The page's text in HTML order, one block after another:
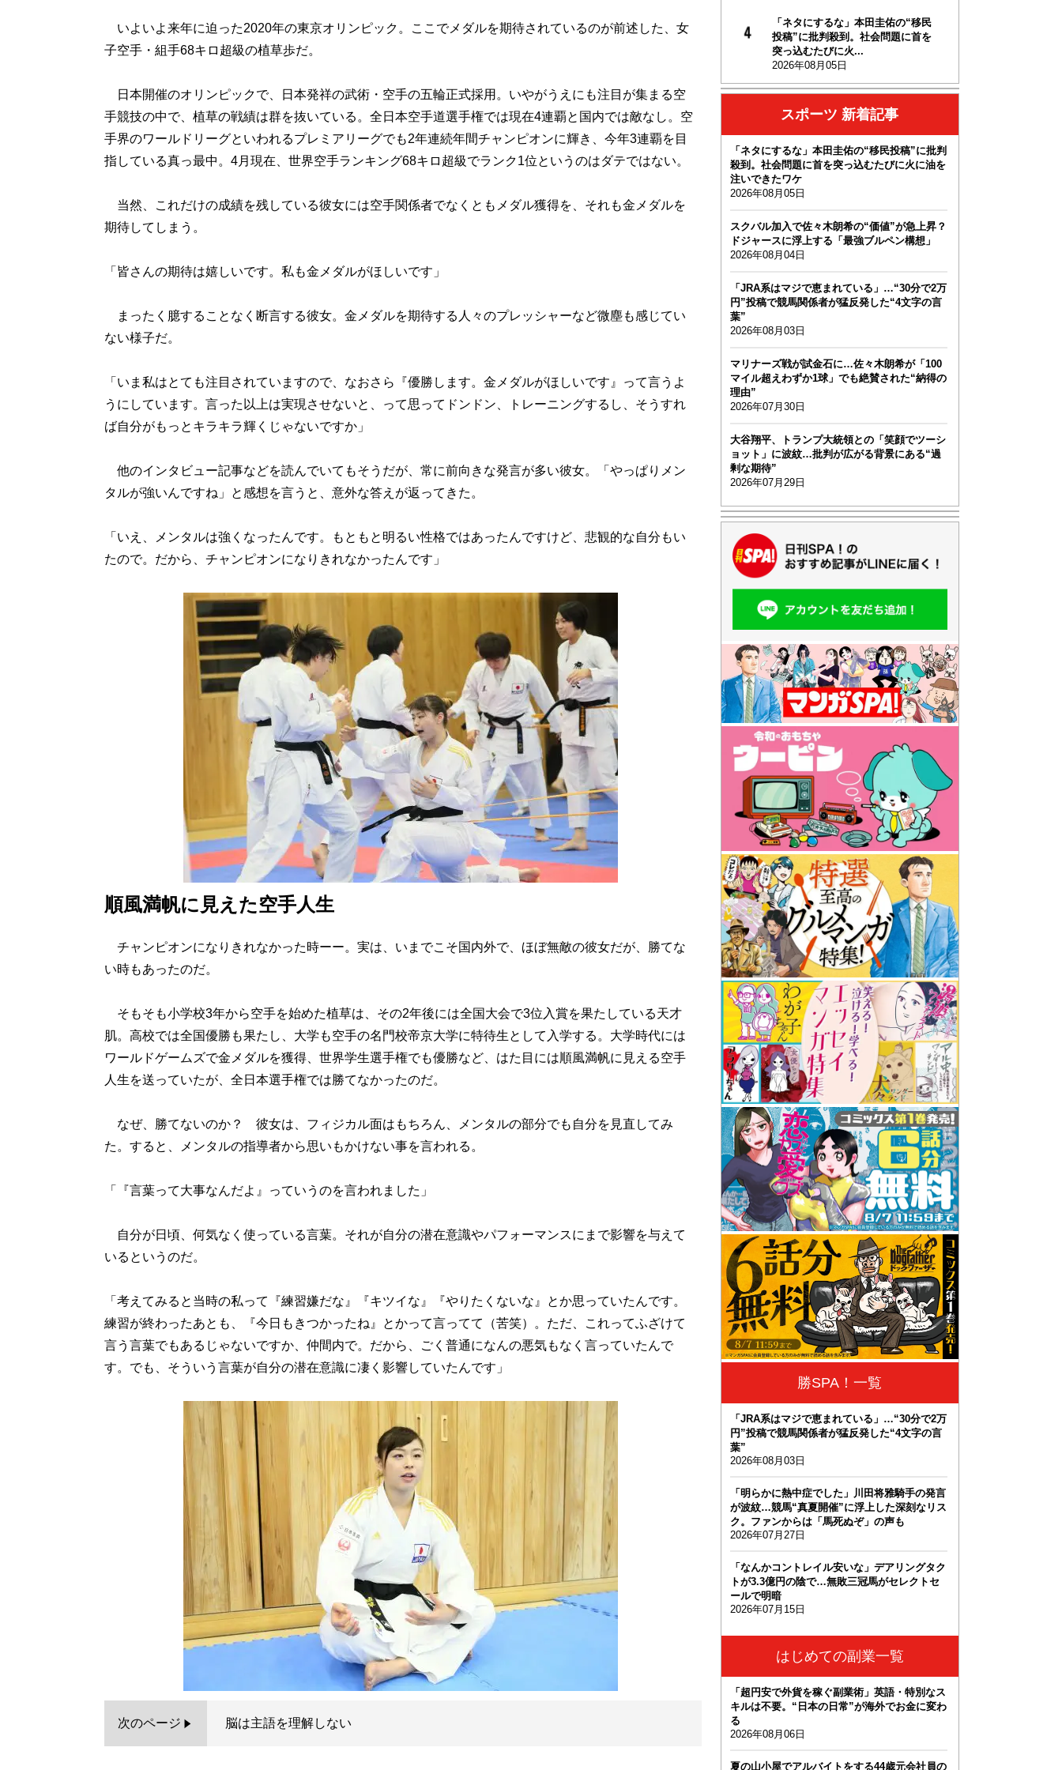
いよいよ来年に迫った2020年の東京オリンピック。ここでメダルを期待されているのが前述した、女
子空手・組手68キロ超級の植草歩だ。
日本開催のオリンピックで、日本発祥の武術・空手の五輪正式採用。いやがうえにも注目が集まる空
手競技の中で、植草の戦績は群を抜いている。全日本空手道選手権では現在4連覇と国内では敵なし。空
手界のワールドリーグといわれるプレミアリーグでも2年連続年間チャンピオンに輝き、今年3連覇を目
指している真っ最中。4月現在、世界空手ランキング68キロ超級でランク1位というのはダテではない。
当然、これだけの成績を残している彼女には空手関係者でなくともメダル獲得を、それも金メダルを
期待してしまう。
「皆さんの期待は嬉しいです。私も金メダルがほしいです」
まったく臆することなく断言する彼女。金メダルを期待する人々のプレッシャーなど微塵も感じてい
ない様子だ。
「いま私はとても注目されていますので、なおさら『優勝します。金メダルがほしいです』って言うよ
うにしています。言った以上は実現させないと、って思ってドンドン、トレーニングするし、そうすれ
ば自分がもっとキラキラ輝くじゃないですか」
他のインタビュー記事などを読んでいてもそうだが、常に前向きな発言が多い彼女。「やっぱりメン
タルが強いんですね」と感想を言うと、意外な答えが返ってきた。
「いえ、メンタルは強くなったんです。もともと明るい性格ではあったんですけど、悲観的な自分もい
たので。だから、チャンピオンになりきれなかったんです」
順風満帆に見えた空手人生
チャンピオンになりきれなかった時ーー。実は、いまでこそ国内外で、ほぼ無敵の彼女だが、勝てな
い時もあったのだ。
そもそも小学校3年から空手を始めた植草は、その2年後には全国大会で3位入賞を果たしている天才
肌。高校では全国優勝も果たし、大学も空手の名門校帝京大学に特待生として入学する。大学時代には
ワールドゲームズで金メダルを獲得、世界学生選手権でも優勝など、はた目には順風満帆に見える空手
人生を送っていたが、全日本選手権では勝てなかったのだ。
なぜ、勝てないのか？ 彼女は、フィジカル面はもちろん、メンタルの部分でも自分を見直してみ
た。すると、メンタルの指導者から思いもかけない事を言われる。
「『言葉って大事なんだよ』っていうのを言われました」
自分が日頃、何気なく使っている言葉。それが自分の潜在意識やパフォーマンスにまで影響を与えて
いるというのだ。
「考えてみると当時の私って『練習嫌だな』『キツイな』『やりたくないな』とか思っていたんです。
練習が終わったあとも、『今日もきつかったね』とかって言ってて（苦笑）。ただ、これってふざけて
言う言葉でもあるじゃないですか、仲間内で。だから、ごく普通になんの悪気もなく言っていたんで
す。でも、そういう言葉が自分の潜在意識に凄く影響していたんです」
次のページ 脳は主語を理解しない
「ネタにするな」本田圭佑の“移民
投稿”に批判殺到。社会問題に首を
突っ込むたびに火...
2026年08月05日
スポーツ 新着記事
「ネタにするな」本田圭佑の“移民投稿”に批判
殺到。社会問題に首を突っ込むたびに火に油を
注いできたワケ
2026年08月05日
スクバル加入で佐々木朗希の“価値”が急上昇？
ドジャースに浮上する「最強ブルペン構想」
2026年08月04日
「JRA系はマジで恵まれている」…“30分で2万
円”投稿で競馬関係者が猛反発した“4文字の言
葉”
2026年08月03日
マリナーズ戦が試金石に…佐々木朗希が「100
マイル超えわずか1球」でも絶賛された“納得の
理由”
2026年07月30日
大谷翔平、トランプ大統領との「笑顔でツーシ
ョット」に波紋…批判が広がる背景にある“過
剰な期待”
2026年07月29日
勝SPA！一覧
「JRA系はマジで恵まれている」…“30分で2万
円”投稿で競馬関係者が猛反発した“4文字の言
葉”
2026年08月03日
「明らかに熱中症でした」川田将雅騎手の発言
が波紋…競馬“真夏開催”に浮上した深刻なリス
ク。ファンからは「馬死ぬぞ」の声も
2026年07月27日
「なんかコントレイル安いな」デアリングタク
トが3.3億円の陰で…無敗三冠馬がセレクトセ
ールで明暗
2026年07月15日
はじめての副業一覧
「超円安で外貨を稼ぐ副業術」英語・特別なス
キルは不要。“日本の日常”が海外でお金に変わ
る
2026年08月06日
夏の山小屋でアルバイトをする44歳元会社員の